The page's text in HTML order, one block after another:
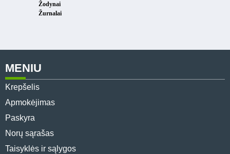
Žodynai
Žurnalai
MENIU
Krepšelis
Apmokėjimas
Paskyra
Norų sąrašas
Taisyklės ir sąlygos